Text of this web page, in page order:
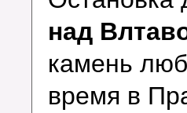
над
камень
время в